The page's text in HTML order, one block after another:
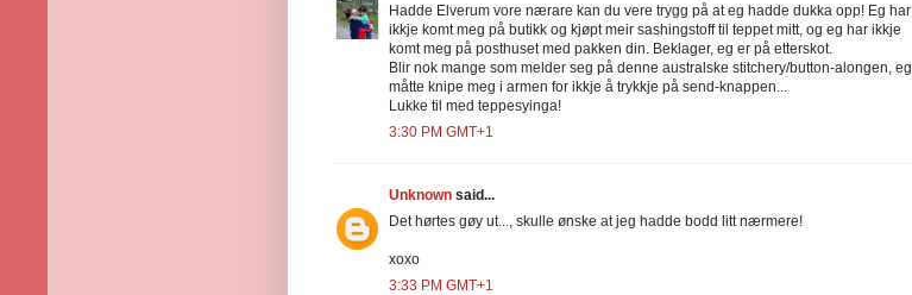
Hadde Elverum vore nærare kan du vere trygg på at eg hadde dukka opp! Eg har
ikkje komt meg på butikk og kjøpt meir sashingstoff til teppet mitt, og eg har ikkje
komt meg på posthuset med pakken din. Beklager, eg er på etterskot.
Blir nok mange som melder seg på denne australske stitchery/button-alongen, eg
måtte knipe meg i armen for ikkje å trykkje på send-knappen...
Lukke til med teppesyinga!
3:30 PM GMT+1
Unknown said...
Det hørtes gøy ut..., skulle ønske at jeg hadde bodd litt nærmere!
xoxo
3:33 PM GMT+1